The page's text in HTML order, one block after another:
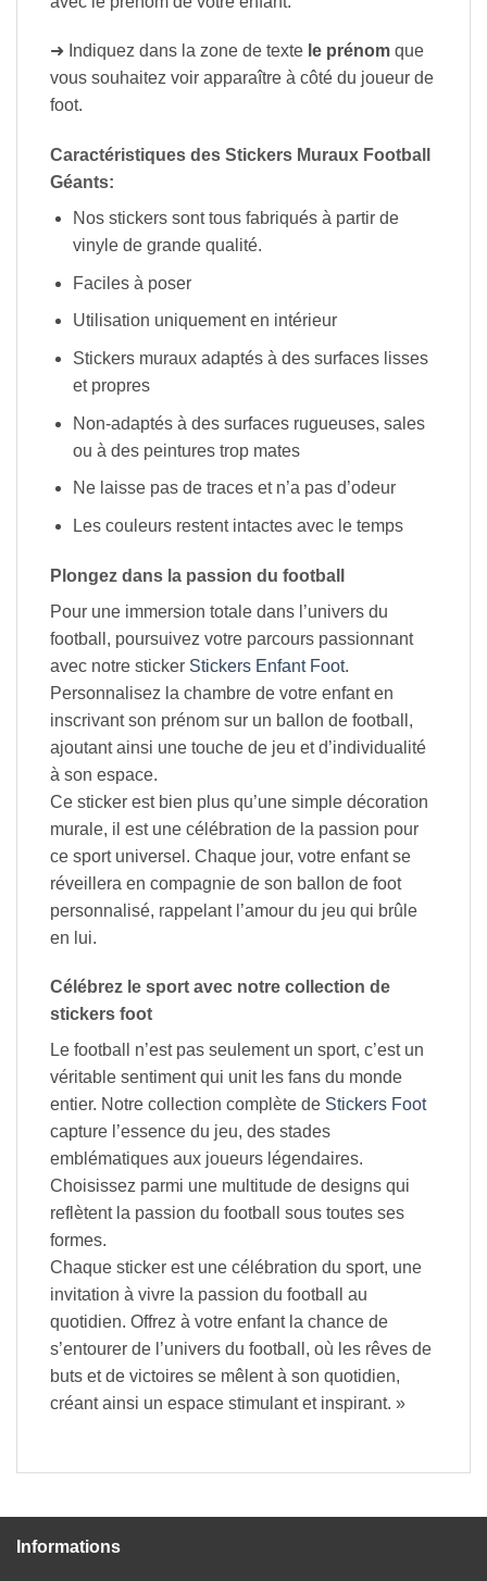
➜ Indiquez dans la zone de texte le prénom que
vous souhaitez voir apparaître à côté du joueur de
foot.
Caractéristiques des Stickers Muraux Football
Géants:
Nos stickers sont tous fabriqués à partir de
vinyle de grande qualité.
Faciles à poser
Utilisation uniquement en intérieur
Stickers muraux adaptés à des surfaces lisses
et propres
Non-adaptés à des surfaces rugueuses, sales
ou à des peintures trop mates
Ne laisse pas de traces et n’a pas d’odeur
Les couleurs restent intactes avec le temps
Plongez dans la passion du football
Pour une immersion totale dans l’univers du
football, poursuivez votre parcours passionnant
avec notre sticker Stickers Enfant Foot.
Personnalisez la chambre de votre enfant en
inscrivant son prénom sur un ballon de football,
ajoutant ainsi une touche de jeu et d’individualité
à son espace.
Ce sticker est bien plus qu’une simple décoration
murale, il est une célébration de la passion pour
ce sport universel. Chaque jour, votre enfant se
réveillera en compagnie de son ballon de foot
personnalisé, rappelant l’amour du jeu qui brûle
en lui.
Célébrez le sport avec notre collection de
stickers foot
Le football n’est pas seulement un sport, c’est un
véritable sentiment qui unit les fans du monde
entier. Notre collection complète de Stickers Foot
capture l’essence du jeu, des stades
emblématiques aux joueurs légendaires.
Choisissez parmi une multitude de designs qui
reflètent la passion du football sous toutes ses
formes.
Chaque sticker est une célébration du sport, une
invitation à vivre la passion du football au
quotidien. Offrez à votre enfant la chance de
s’entourer de l’univers du football, où les rêves de
buts et de victoires se mêlent à son quotidien,
créant ainsi un espace stimulant et inspirant. »
Informations